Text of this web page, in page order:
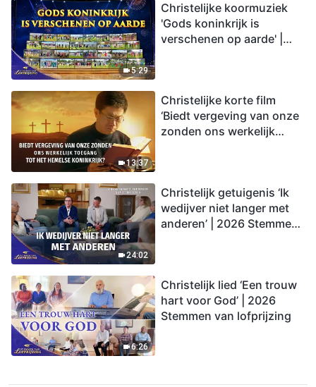
5:29
Christelijke koormuziek
'Gods koninkrijk is
verschenen op aarde' |
13:37
Christelijke korte film
‘Biedt vergeving van onze
zonden ons werkelijk
24:02
Christelijk getuigenis ‘Ik
wedijver niet langer met
anderen’ | 2026 Stemmen
6:26
Christelijk lied ‘Een trouw
hart voor God’ | 2026
Stemmen van lofprijzing